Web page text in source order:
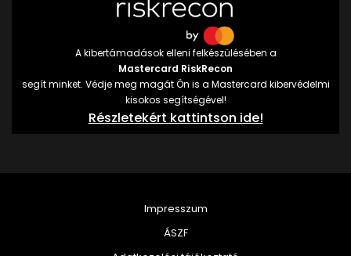
A kibertámadások elleni felkészülésében a
Mastercard RiskRecon
segít minket. Védje meg magát Ön is a Mastercard kibervédelmi
kisokos segítségével!
Részletekért kattintson ide!
Impresszum
ÁSZF